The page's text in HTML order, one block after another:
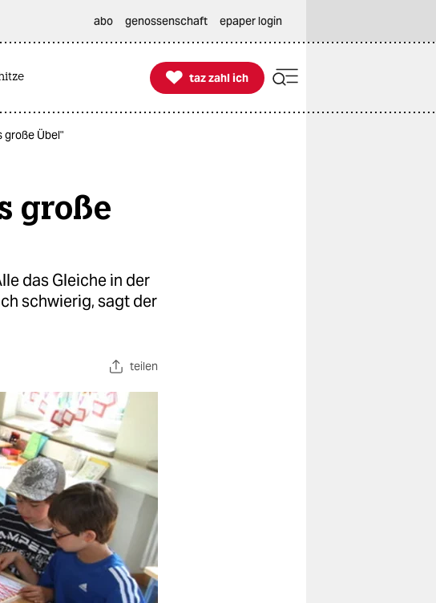
abo genossenschaft epaper login

taz zahl ich
taz zahl ich
große Übel"
große
das Gleiche in der
schwierig, sagt der
teilen